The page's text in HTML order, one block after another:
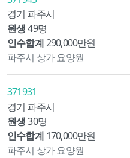
경기 파주시
원생 49명
인수합계290,000만원
파주시 상가 요양원
371931
경기 파주시
원생 30명
인수합계 170,000만원
파주시 상가 요양원